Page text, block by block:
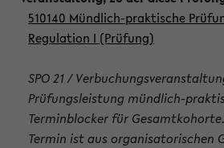
510140 Mündlich-praktische
Regulation I (Prüfung)
SPO 21 /
Prüfungsleistung mündlich-
Terminblocker für
Termin ist aus organisatorischen